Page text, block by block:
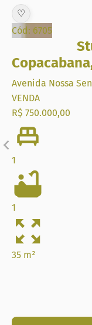
Imobiliária no
♡
Cód: 6705
Copacabana
Avenida Nossa
VENDA
R$ 750.000,00
1
1
35 m²